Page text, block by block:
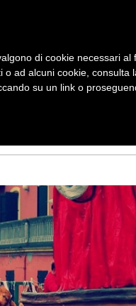
di cookie necessari
o ad alcuni cookie, consulta
su un link o